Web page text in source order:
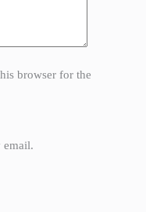
browser for the